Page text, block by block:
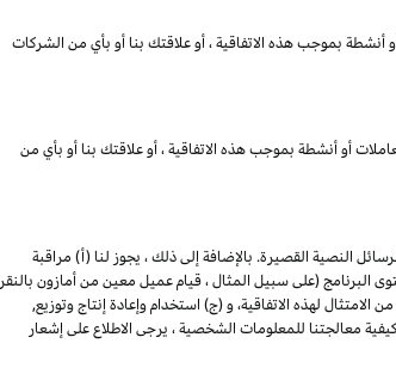
أنشطة بموجب هذه الاتفاقية ، أو علاقتك بنا أو بأي من الشركات
أو أنشطة بموجب هذه الاتفاقية ، أو علاقتك بنا أو بأي من
النصية القصيرة. بالإضافة إلى ذلك ، يجوز لنا (أ) مراقبة
(على سبيل المثال ، قيام عميل معين من أمازون بالنقر
لهذه الاتفاقية، و (ج) استخدام وإعادة إنتاج وتوزيع,
معالجتنا للمعلومات الشخصية ، يرجى الاطلاع على إشعار